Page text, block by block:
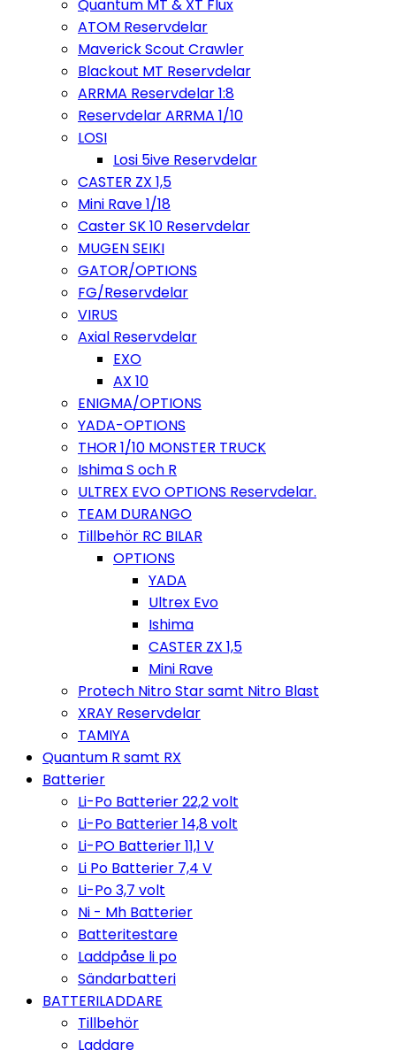
Quantum MT & XT Flux
ATOM Reservdelar
Maverick Scout Crawler
Blackout MT Reservdelar
ARRMA Reservdelar 1:8
Reservdelar ARRMA 1/10
LOSI
Losi 5ive Reservdelar
CASTER ZX 1,5
Mini Rave 1/18
Caster SK 10 Reservdelar
MUGEN SEIKI
GATOR/OPTIONS
FG/Reservdelar
VIRUS
Axial Reservdelar
EXO
AX 10
ENIGMA/OPTIONS
YADA-OPTIONS
THOR 1/10 MONSTER TRUCK
Ishima S och R
ULTREX EVO OPTIONS Reservdelar.
TEAM DURANGO
Tillbehör RC BILAR
OPTIONS
YADA
Ultrex Evo
Ishima
CASTER ZX 1,5
Mini Rave
Protech Nitro Star samt Nitro Blast
XRAY Reservdelar
TAMIYA
Quantum R samt RX
Batterier
Li-Po Batterier 22,2 volt
Li-Po Batterier 14,8 volt
Li-PO Batterier 11,1 V
Li Po Batterier 7,4 V
Li-Po 3,7 volt
Ni - Mh Batterier
Batteritestare
Laddpåse li po
Sändarbatteri
BATTERILADDARE
Tillbehör
Laddare